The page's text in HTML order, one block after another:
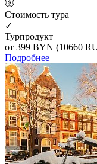
Cтоимость тура
✓
Турпродукт
от 399 BYN (10660
Подробнее